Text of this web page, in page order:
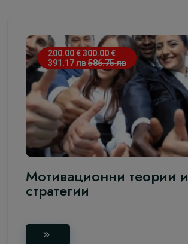
200.00 €300.00 €
391.17 лв586.75 лв
Мотивационни теории и
стратегии